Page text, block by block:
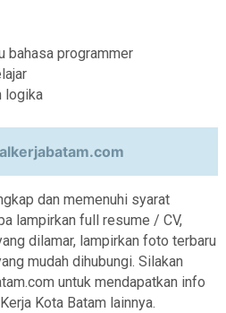
bahasa programmer
logika
dan memenuhi syarat
lampirkan full resume / CV,
dilamar, lampirkan foto terbaru
mudah dihubungi. Silakan
untuk mendapatkan info
Kota Batam lainnya.